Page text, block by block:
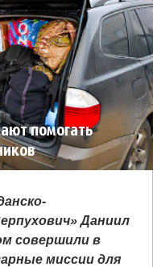
помогать
Даниил
совершили в
миссии для